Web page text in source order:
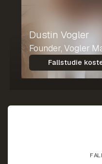
Dustin Vogler
Founder, Vogler
Fallstudie